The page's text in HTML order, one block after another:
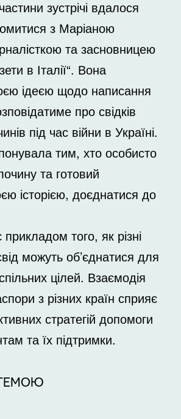
зустрічі вдалося
з Маріаною
та засновницею
в Італії“. Вона
ідеєю щодо написання
про свідків
під час війни в Україні.
тим, хто особисто
та готовий
історією, доєднатися до
прикладом того, як різні
можуть об’єднатися для
цілей. Взаємодія
з різних країн сприяє
стратегій допомоги
та їх підтримки.